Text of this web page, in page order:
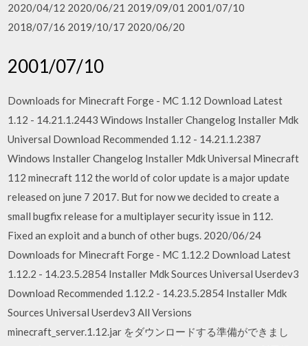
2020/04/12 2020/06/21 2019/09/01 2001/07/10
2018/07/16 2019/10/17 2020/06/20
2001/07/10
Downloads for Minecraft Forge - MC 1.12 Download Latest
1.12 - 14.21.1.2443 Windows Installer Changelog Installer Mdk
Universal Download Recommended 1.12 - 14.21.1.2387
Windows Installer Changelog Installer Mdk Universal Minecraft
112 minecraft 112 the world of color update is a major update
released on june 7 2017. But for now we decided to create a
small bugfix release for a multiplayer security issue in 112.
Fixed an exploit and a bunch of other bugs. 2020/06/24
Downloads for Minecraft Forge - MC 1.12.2 Download Latest
1.12.2 - 14.23.5.2854 Installer Mdk Sources Universal Userdev3
Download Recommended 1.12.2 - 14.23.5.2854 Installer Mdk
Sources Universal Userdev3 All Versions
minecraft_server.1.12.jar をダウンロードする準備ができまし